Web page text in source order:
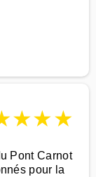
★★★
Pont Carnot
pour la